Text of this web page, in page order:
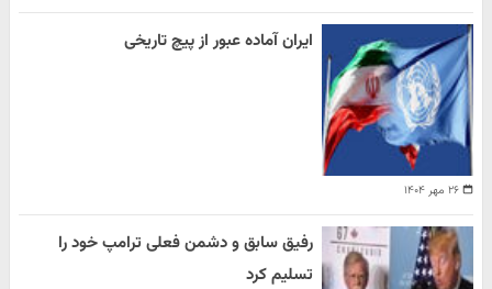
۲۶ مهر ۱۴۰۴
ایران آماده عبور از پیچ تاریخی
رفیق سابق و دشمن فعلی ترامپ خود را
تسلیم کرد